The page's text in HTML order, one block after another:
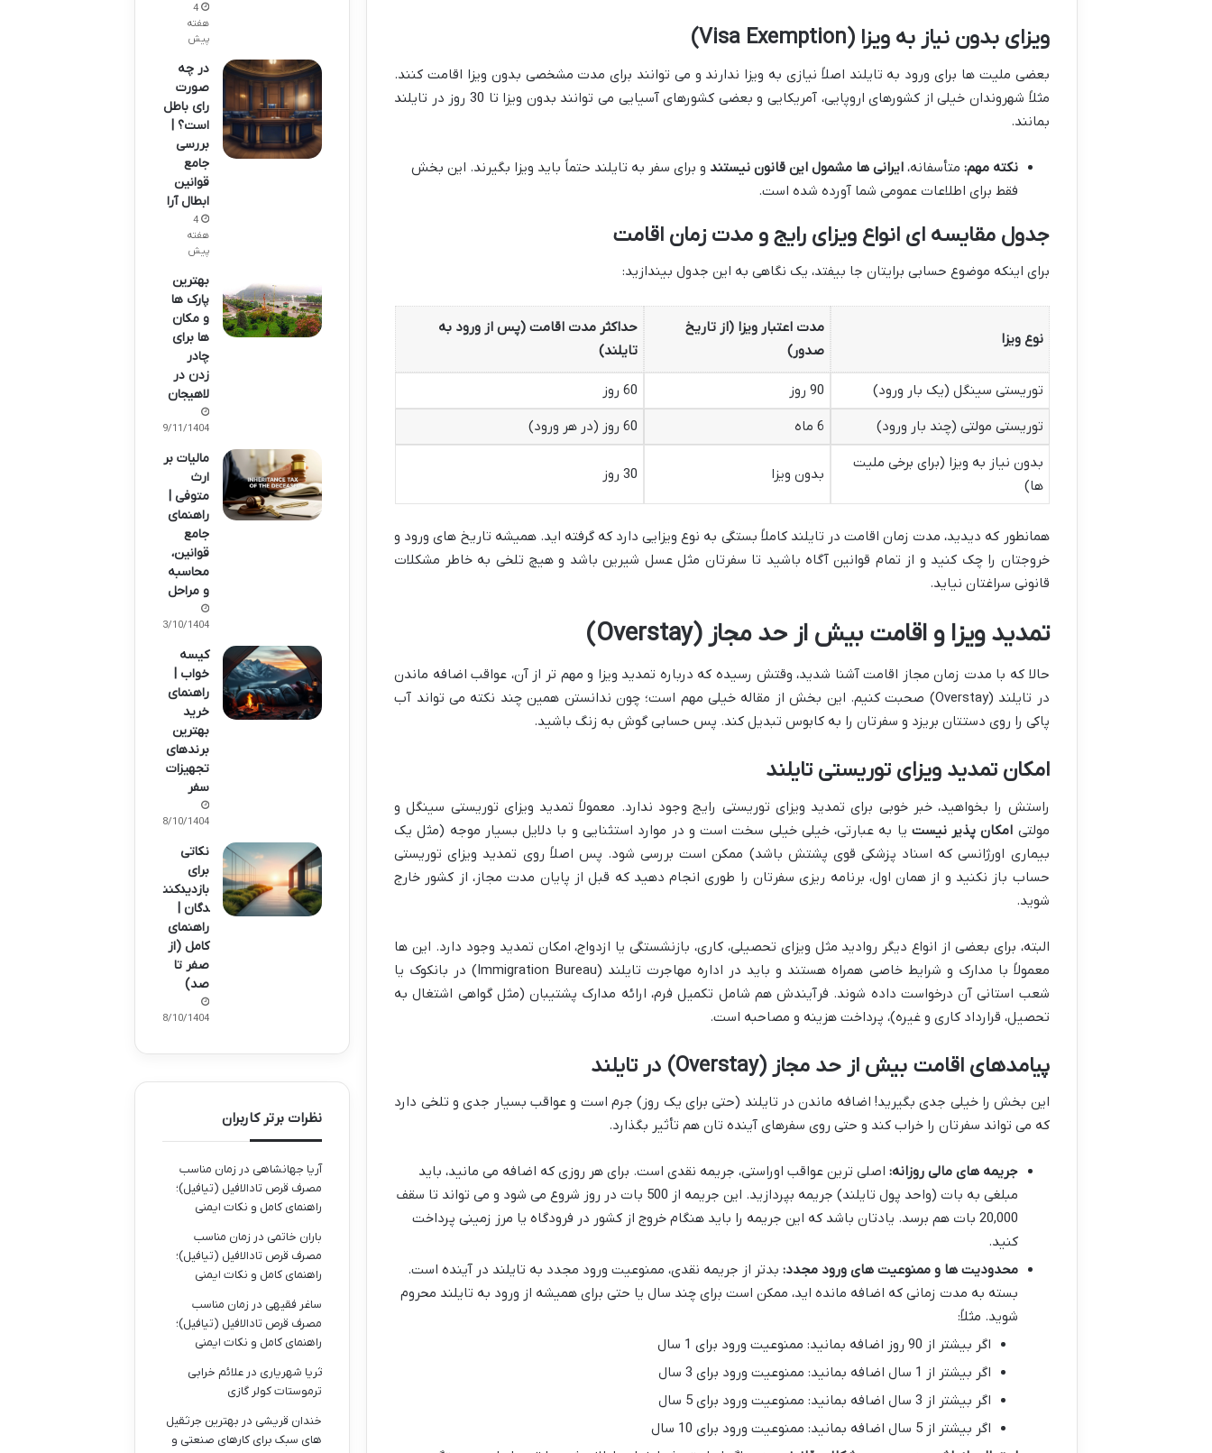
ویزای بدون نیاز به ویزا (Visa Exemption)
بعضی ملیت ها برای ورود به تایلند اصلاً نیازی به ویزا ندارند و می توانند برای مدت مشخصی بدون ویزا اقامت کنند.
مثلاً شهروندان خیلی از کشورهای اروپایی، آمریکایی و بعضی کشورهای آسیایی می توانند بدون ویزا تا 30 روز در تایلند
بمانند.
نکته مهم: متأسفانه،ایرانی ها مشمول این قانون نیستند و برای سفر به تایلند حتماً باید ویزا بگیرند. این بخش
فقط برای اطلاعات عمومی شما آورده شده است.
جدول مقایسه ای انواع ویزای رایج و مدت زمان اقامت
برای اینکه موضوع حسابی برایتان جا بیفتد، یک نگاهی به این جدول بیندازید:
نوع ویزا
مدت اعتبار ویزا (از تاریخ
صدور)
حداکثر مدت اقامت (پس از ورود به
تایلند)
توریستی سینگل (یک بار ورود) 90 روز
60 روز
توریستی مولتی (چند بار ورود)
6 ماه
60 روز (در هر ورود)
بدون نیاز به ویزا (برای برخی ملیت
ها)
بدون ویزا 30 روز
همانطور که دیدید، مدت زمان اقامت در تایلند کاملاً بستگی به نوع ویزایی دارد که گرفته اید. همیشه تاریخ های ورود و
خروجتان را چک کنید و از تمام قوانین آگاه باشید تا سفرتان مثل عسل شیرین باشد و هیچ تلخی به خاطر مشکلات
قانونی سراغتان نیاید.
تمدید ویزا و اقامت بیش از حد مجاز (Overstay)
حالا که با مدت زمان مجاز اقامت آشنا شدید، وقتش رسیده که درباره تمدید ویزا و مهم تر از آن، عواقب اضافه ماندن
در تایلند (Overstay) صحبت کنیم. این بخش از مقاله خیلی مهم است؛ چون ندانستن همین چند نکته می تواند آب
پاکی را روی دستتان بریزد و سفرتان را به کابوس تبدیل کند. پس حسابی گوش به زنگ باشید.
امکان تمدید ویزای توریستی تایلند
راستش را بخواهید، خبر خوبی برای تمدید ویزای توریستی رایج وجود ندارد. معمولاً تمدید ویزای توریستی سینگل و
مولتی امکان پذیر نیست یا به عبارتی، خیلی خیلی سخت است و در موارد استثنایی و با دلایل بسیار موجه (مثل یک
بیماری اورژانسی که اسناد پزشکی قوی پشتش باشد) ممکن است بررسی شود. پس اصلاً روی تمدید ویزای توریستی
حساب باز نکنید و از همان اول، برنامه ریزی سفرتان را طوری انجام دهید که قبل از پایان مدت مجاز، از کشور خارج
شوید.
البته، برای بعضی از انواع دیگر روادید مثل ویزای تحصیلی، کاری، بازنشستگی یا ازدواج، امکان تمدید وجود دارد. این ها
معمولاً با مدارک و شرایط خاصی همراه هستند و باید در اداره مهاجرت تایلند (Immigration Bureau) در بانکوک یا
شعب استانی آن درخواست داده شوند. فرآیندش هم شامل تکمیل فرم، ارائه مدارک پشتیبان (مثل گواهی اشتغال به
تحصیل، قرارداد کاری و غیره)، پرداخت هزینه و مصاحبه است.
پیامدهای اقامت بیش از حد مجاز (Overstay) در تایلند
این بخش را خیلی جدی بگیرید! اضافه ماندن در تایلند (حتی برای یک روز) جرم است و عواقب بسیار جدی و تلخی دارد
که می تواند سفرتان را خراب کند و حتی روی سفرهای آینده تان هم تأثیر بگذارد.
جریمه های مالی روزانه: اصلی ترین عواقب اوراستی، جریمه نقدی است. برای هر روزی که اضافه می مانید، باید
مبلغی به بات (واحد پول تایلند) جریمه بپردازید. این جریمه از 500 بات در روز شروع می شود و می تواند تا سقف
20,000 بات هم برسد. یادتان باشد که این جریمه را باید هنگام خروج از کشور در فرودگاه یا مرز زمینی پرداخت
کنید.
محدودیت ها و ممنوعیت های ورود مجدد: بدتر از جریمه نقدی، ممنوعیت ورود مجدد به تایلند در آینده است.
بسته به مدت زمانی که اضافه مانده اید، ممکن است برای چند سال یا حتی برای همیشه از ورود به تایلند محروم
شوید. مثلاً:
اگر بیشتر از 90 روز اضافه بمانید: ممنوعیت ورود برای 1 سال
اگر بیشتر از 1 سال اضافه بمانید: ممنوعیت ورود برای 3 سال
اگر بیشتر از 3 سال اضافه بمانید: ممنوعیت ورود برای 5 سال
اگر بیشتر از 5 سال اضافه بمانید: ممنوعیت ورود برای 10 سال
4
هفته
پیش
در چه
صورت
رای باطل
است؟ |
بررسی
جامع
قوانین
ابطال آرا
4
هفته
پیش
بهترین
پارک ها
و مکان
ها برای
چادر
زدن در
لاهیجان
29/11/1404
مالیات بر
ارث
متوفی |
راهنمای
جامع
قوانین،
محاسبه
و مراحل
03/10/1404
کیسه
خواب |
راهنمای
خرید
بهترین
برندهای
تجهیزات
سفر
08/10/1404
نکاتی
برای
بازدیدکنن
دگان |
راهنمای
کامل (از
صفر تا
صد)
08/10/1404
نظرات برتر کاربران
آریا جهانشاهی در زمان مناسب
مصرف قرص تادالافیل (تیافیل)؛
راهنمای کامل و نکات ایمنی
باران خاتمی در زمان مناسب
مصرف قرص تادالافیل (تیافیل)؛
راهنمای کامل و نکات ایمنی
ساغر فقیهی در زمان مناسب
مصرف قرص تادالافیل (تیافیل)؛
راهنمای کامل و نکات ایمنی
ثریا شهریاری در علائم خرابی
ترموستات کولر گازی
خندان قریشی در بهترین جرثقیل
های سبک برای کارهای صنعتی و